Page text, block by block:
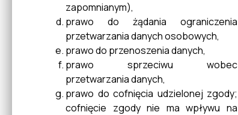
Ostrzeżenia METEO
Trasy ścieżek rowerowych po
Roztoczu
zapomnianym),
prawo do żądania ograniczenia
przetwarzania danych osobowych,
prawo do przenoszenia danych,
prawo sprzeciwu wobec
przetwarzania danych,
prawo do cofnięcia udzielonej zgody;
cofnięcie zgody nie ma wpływu na